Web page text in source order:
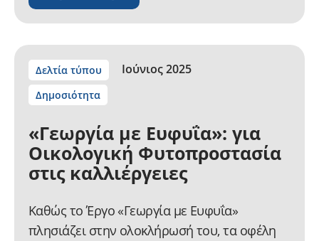
Δελτία τύπου
Δημοσιότητα
Ιούνιος 2025
«Γεωργία με Ευφυΐα»: για
Οικολογική Φυτοπροστασία
στις καλλιέργειες
Καθώς το Έργο «Γεωργία με Ευφυΐα»
πλησιάζει στην ολοκλήρωσή του, τα οφέλη